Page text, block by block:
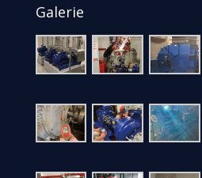
Galerie